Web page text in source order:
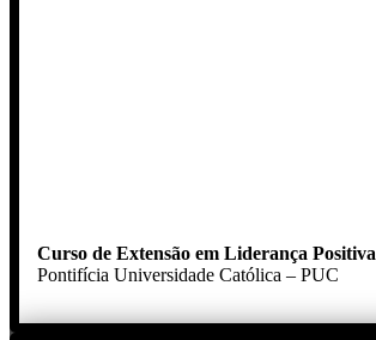
Curso de Extensão em Liderança Positiva
Pontifícia Universidade Católica – PUC